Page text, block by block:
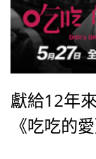
獻給12年
《吃吃的